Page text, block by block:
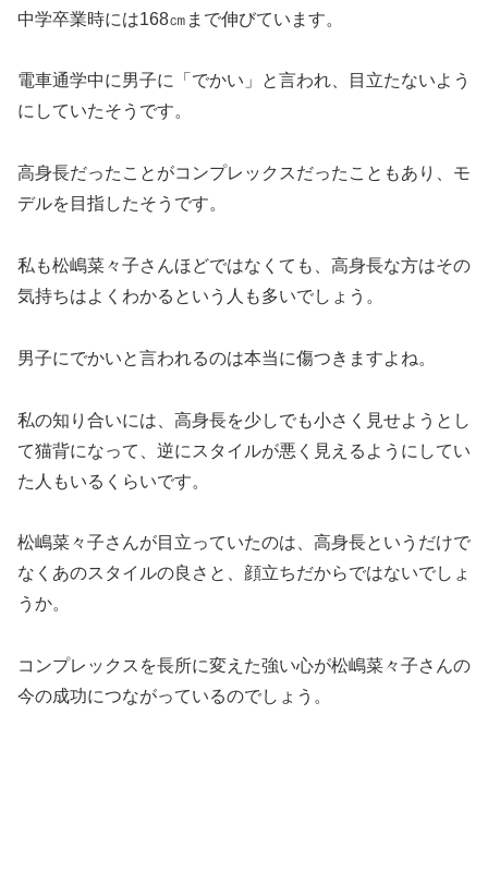
中学卒業時には168㎝まで伸びています。
電車通学中に男子に「でかい」と言われ、目立たないよう
にしていたそうです。
高身長だったことがコンプレックスだったこともあり、モ
デルを目指したそうです。
私も松嶋菜々子さんほどではなくても、高身長な方はその
気持ちはよくわかるという人も多いでしょう。
男子にでかいと言われるのは本当に傷つきますよね。
私の知り合いには、高身長を少しでも小さく見せようとし
て猫背になって、逆にスタイルが悪く見えるようにしてい
た人もいるくらいです。
松嶋菜々子さんが目立っていたのは、高身長というだけで
なくあのスタイルの良さと、顔立ちだからではないでしょ
うか。
コンプレックスを長所に変えた強い心が松嶋菜々子さんの
今の成功につながっているのでしょう。